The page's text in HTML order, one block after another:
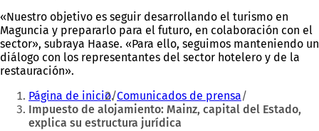
«Nuestro objetivo es seguir desarrollando el turismo en
Maguncia y prepararlo para el futuro, en colaboración con el
sector», subraya Haase. «Para ello, seguimos manteniendo un
diálogo con los representantes del sector hotelero y de la
restauración».
Estás
aquí:
Página de inicio Comunicados de prensa
Impuesto de alojamiento: Mainz, capital del Estado,
explica su estructura jurídica